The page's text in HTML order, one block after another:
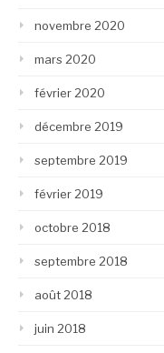
novembre 2020
mars 2020
février 2020
décembre 2019
septembre 2019
février 2019
octobre 2018
septembre 2018
août 2018
juin 2018